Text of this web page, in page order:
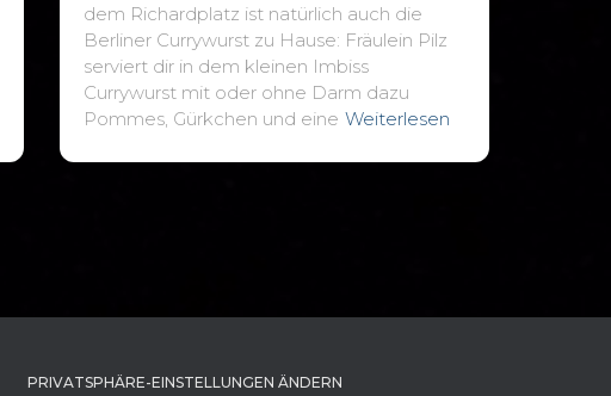
dem Richardplatz ist natürlich auch die
Berliner Currywurst zu Hause: Fräulein Pilz
serviert dir in dem kleinen Imbiss
Currywurst mit oder ohne Darm dazu
Pommes, Gürkchen und eine Weiterlesen
PRIVATSPHÄRE-EINSTELLUNGEN ÄNDERN